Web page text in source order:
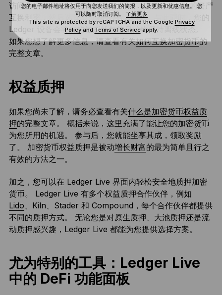
访问 Ledger Live 中的任一平台，比较数百个 DEX 的资产
互换利率，然后选择最佳利率进行互换。 与此同时，您的
Ledger 设备会将您的敏感钱包信息始终保持离线状态。
如果您想了解更多信息，请查看有关如何互换加密货币的
完整文章。
权益质押
如果您尚未了解，请务必查看有关什么是加密货币权益质
押的完整文章。 概括来说，这里充满了能让您的加密货币
为您所用的机遇。 参与后，您就能坐享其成，领取奖励
了。 加密货币权益质押是被动增长财富的最为简单且行之
有效的方法之一。
加之，您可以在 Ledger Live 界面内轻松安全地质押加密
货币。 Ledger Live 有多个权益质押合作伙伴，例如
Lido、Kiln、Stader 和 Compound，每个合作伙伴都提供
不同的质押方式。 无论您是对原生质押、大池质押还是流
动质押感兴趣，Ledger Live 都能为您提供选择方案。
尤为特别的工具：Ledger Live
中的 DeFi 功能面板
您的电子邮件地址将仅用于向您发送我们的简报，以及更新和优惠信息。 您
可以随时取消订阅。 了解更多
This site is protected by reCAPTCHA and the Google Privacy
Policyand Terms of Serviceapply.